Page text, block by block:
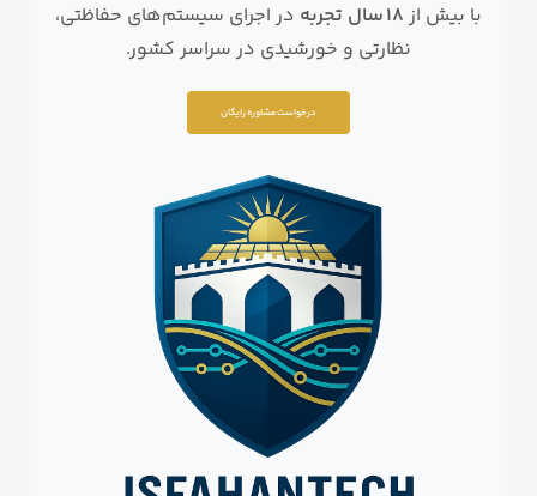
با بیش از 18 سال تجربه
در اجرای سیستم‌های حفاظتی،
نظارتی و خورشیدی در سراسر کشور.
درخواست مشاوره رایگان